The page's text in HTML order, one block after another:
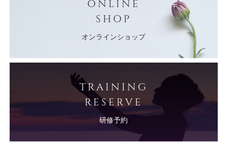
ONLINE
SHOP
オンラインショップ
TRAINING
RESERVE
研修予約